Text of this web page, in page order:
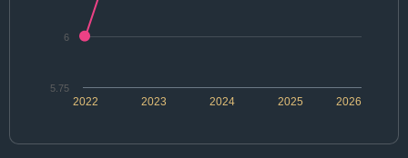
2022 2024 2026
2023 2025
5.75
6